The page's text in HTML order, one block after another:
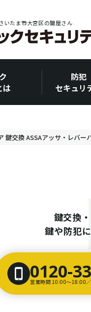
いたま市大宮区の鍵屋さん
は
防犯
セキュリ
鍵交換 ASSAアッサ・レバー
鍵交換
鍵や防犯
0120-
営業時間 10:00〜18:00